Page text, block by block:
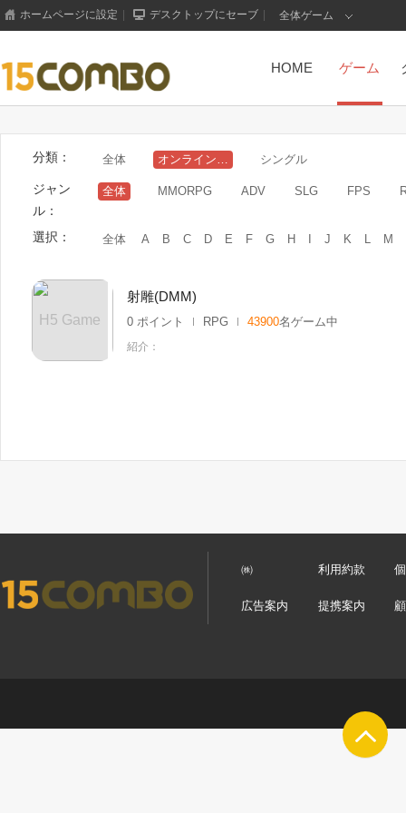
ホームページに設定 デスクトップにセーブ 全体ゲーム
HOME ゲーム
分類： 全体 シングル
ジャン
ル：
全体 MMORPG ADV SLG FPS
選択： 全体 A B C D E F G H I J K L M
H5 Game
射雕(DMM)
0 ポイント RPG 43900名ゲーム中
紹介：
㈱ 利用約款
広告案内 提携案内